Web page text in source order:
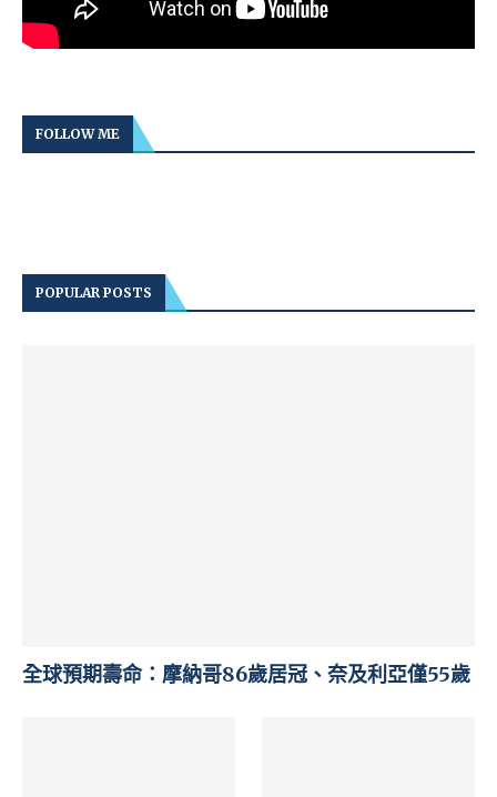
FOLLOW ME
POPULAR POSTS
全球預期壽命：摩納哥86歲居冠、奈及利亞僅55歲